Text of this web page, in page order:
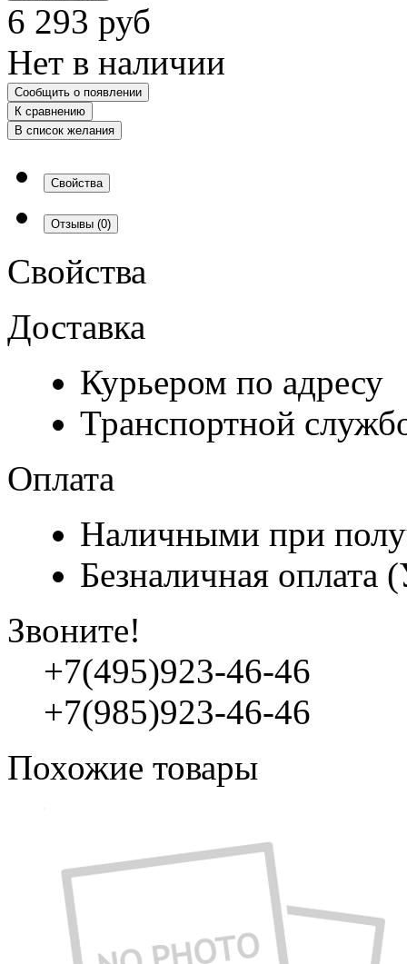
6 293 руб
Нет в наличии
Сообщить о появлении
К сравнению
В список желания
Свойства
Отзывы (0)
Свойства
Доставка
Курьером по адресу
Транспортной
Оплата
Наличными при
Безналичная
Звоните!
+7(495)923-46-46
+7(985)923-46-46
Похожие товары